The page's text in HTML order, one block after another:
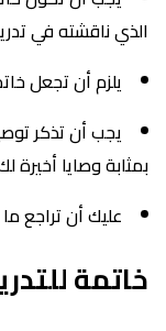
الذي ناقشته في
يلزم أن تجعل
يجب أن تذكر
بمثابة وصايا أخيرة
عليك أن تراجع
خاتمة